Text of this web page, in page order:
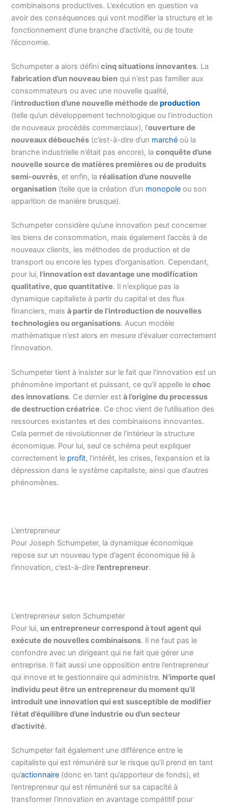
combinaisons productives. L’exécution en question va
avoir des conséquences qui vont modifier la structure et le
fonctionnement d’une branche d’activité, ou de toute
l’économie.
Schumpeter a alors définicinq situations innovantes. La
fabrication d’un nouveau bien qui n’est pas familier aux
consommateurs ou avec une nouvelle qualité,
l’introduction d’une nouvelle méthode deproduction
(telle qu’un développement technologique ou l’introduction
de nouveaux procédés commerciaux), l’ouverture de
nouveaux débouchés (c’est-à-dire d’un marché où la
branche industrielle n’était pas encore), laconquête d’une
nouvelle source de matières premières ou de produits
semi-ouvrés, et enfin, la réalisation d’une nouvelle
organisation (telle que la création d’un monopole ou son
apparition de manière brusque).
Schumpeter considère qu’une innovation peut concerner
les biens de consommation, mais également l’accès à de
nouveaux clients, les méthodes de production et de
transport ou encore les types d’organisation. Cependant,
pour lui, l’innovation est davantage une modification
qualitative, que quantitative. Il n’explique pas la
dynamique capitaliste à partir du capital et des flux
financiers, maisà partir de l’introduction de nouvelles
technologies ou organisations. Aucun modèle
mathématique n’est alors en mesure d’évaluer correctement
l’innovation.
Schumpeter tient à insister sur le fait que l’innovation est un
phénomène important et puissant, ce qu’il appelle lechoc
des innovations. Ce dernier està l’origine du processus
de destruction créatrice. Ce choc vient de l’utilisation des
ressources existantes et des combinaisons innovantes.
Cela permet de révolutionner de l’intérieur la structure
économique. Pour lui, seul ce schéma peut expliquer
correctement le profit, l’intérêt, les crises, l’expansion et la
dépression dans le système capitaliste, ainsi que d’autres
phénomènes.
L’entrepreneur
Pour Joseph Schumpeter, la dynamique économique
repose sur un nouveau type d’agent économique lié à
l’innovation, c’est-à-dire l’entrepreneur.
L’entrepreneur selon Schumpeter
Pour lui, un entrepreneur correspond à tout agent qui
exécute de nouvelles combinaisons. Il ne faut pas le
confondre avec un dirigeant qui ne fait que gérer une
entreprise. Il fait aussi une opposition entre l’entrepreneur
qui innove et le gestionnaire qui administre. N’importe quel
individu peut être un entrepreneur du moment qu’il
introduit une innovation qui est susceptible de modifier
l’état d’équilibre d’une industrie ou d’un secteur
d’activité.
Schumpeter fait également une différence entre le
capitaliste qui est rémunéré sur le risque qu’il prend en tant
qu’actionnaire (donc en tant qu’apporteur de fonds), et
l’entrepreneur qui est rémunéré sur sa capacité à
transformer l’innovation en avantage compétitif pour